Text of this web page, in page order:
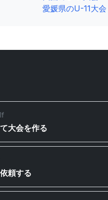
愛媛県のU-11大会
大会を作る
頼する